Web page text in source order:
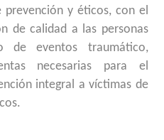
prevención y éticos, con el
de calidad a las personas
de eventos traumático,
necesarias para el
integral a víctimas de